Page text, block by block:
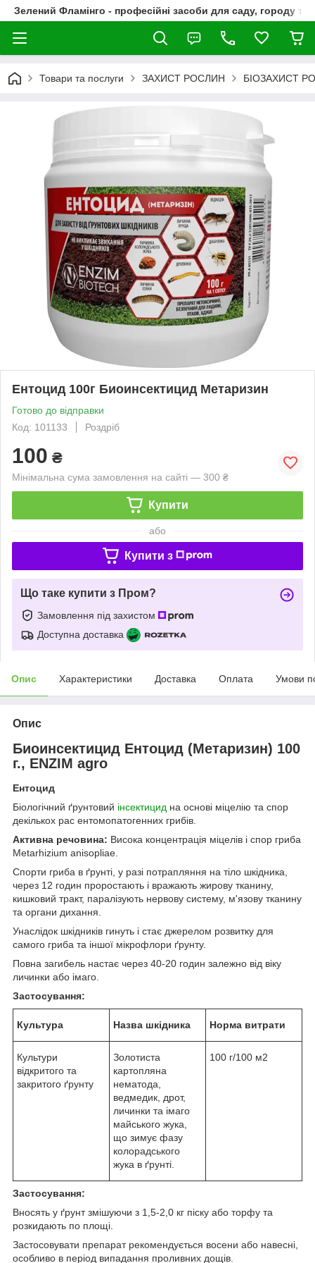
Зелений Фламінго - професійні засоби для саду, городу та
Товари та послуги ЗАХИСТ РОСЛИН БІОЗАХИСТ
Ентоцид 100г Биоинсектицид Метаризин
Готово до відправки
Код: 101133
Роздріб
100 ₴
Мінімальна сума замовлення на сайті — 300 ₴
Купити
або
Купити з
Що таке купити з Пром?
Замовлення під захистом
Доступна доставка
Опис Характеристики Доставка Оплата Умови
Опис
Биоинсектицид Ентоцид (Метаризин) 100
г., ENZIM agro
Ентоцид
Біологічний ґрунтовий інсектицид на основі міцелію та спор
декількох рас ентомопатогенних грибів.
Активна речовина: Висока концентрація міцелів і спор гриба
Metarhizium anisopliae.
Спорти гриба в ґрунті, у разі потрапляння на тіло шкідника,
через 12 годин проростають і вражають жирову тканину,
кишковий тракт, паралізують нервову систему, м'язову тканину
та органи дихання.
Унаслідок шкідників гинуть і стає джерелом розвитку для
самого гриба та іншої мікрофлори ґрунту.
Повна загибель настає через 40-20 годин залежно від віку
личинки або імаго.
Застосування:
Культура Назва шкідника Норма витрати
Культури
відкритого та
закритого ґрунту
Золотиста
картопляна
нематода,
ведмедик, дрот,
личинки та імаго
майського жука,
що зимує фазу
колорадського
жука в ґрунті.
100 г/100 м2
Застосування:
Вносять у ґрунт змішуючи з 1,5-2,0 кг піску або торфу та
розкидають по площі.
Застосовувати препарат рекомендується восени або навесні,
особливо в період випадання проливних дощів.